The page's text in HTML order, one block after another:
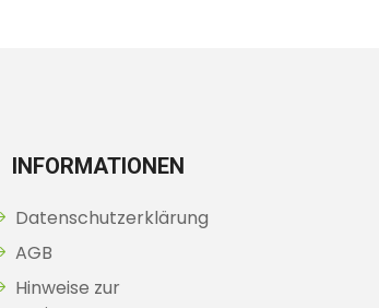
INFORMATIONEN
Datenschutzerklärung
AGB
Hinweise zur